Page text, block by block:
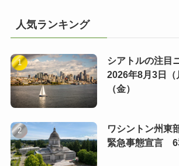
人気ランキング
シアトルの注目
2026年8月3日（
（金）
ワシントン州東
緊急事態宣言 6